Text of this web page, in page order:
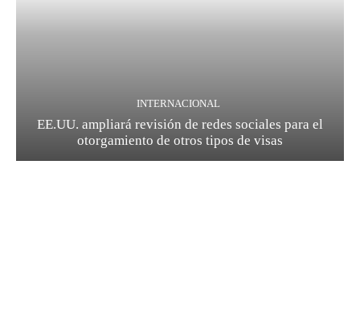
INTERNACIONAL
EE.UU. ampliará revisión de redes sociales para el
otorgamiento de otros tipos de visas